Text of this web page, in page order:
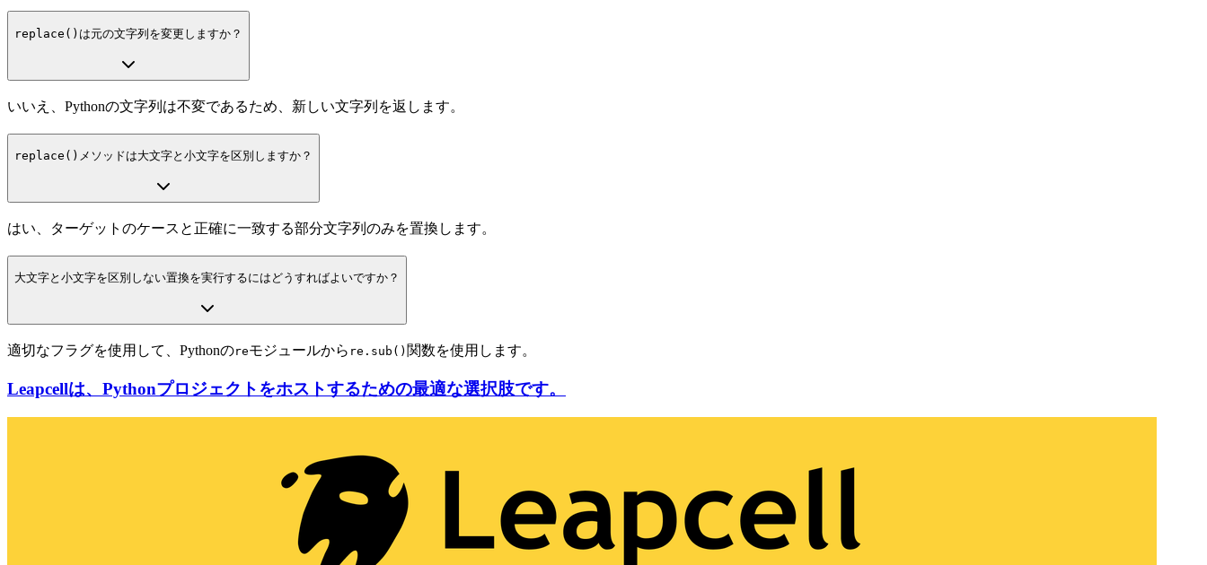
replace() は元の文字列を変更しますか？
いいえ、Pythonの文字列は不変であるため、新しい文字列を返します。
replace() メソッドは大文字と小文字を区別しますか？
はい、ターゲットのケースと正確に一致する部分文字列のみを置換します。
大文字と小文字を区別しない置換を実行するにはどうすればよいですか？
適切なフラグを使用して、Pythonのreモジュールから re.sub() 関数を使用します。
Leapcellは、Pythonプロジェクトをホストするための最適な選択肢です。